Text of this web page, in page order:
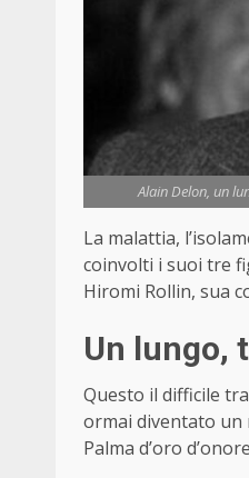
Alain Delon, un
La malattia,
coinvolti i suoi tre
Hiromi Rollin, sua
Un lungo,
Questo il difficile
ormai diventato un
Palma d’oro